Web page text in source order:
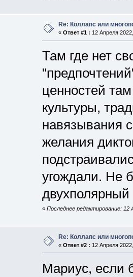
Re: Коллапс или
« Ответ #1 : 12 Апреля
Там где нет
ценностей
культуры,
навязывания
желания
угождали. Не
« Последнее редактирование: 12
Re: Коллапс или
« Ответ #2 : 12 Апреля
Мариус, если